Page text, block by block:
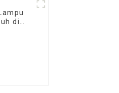
di